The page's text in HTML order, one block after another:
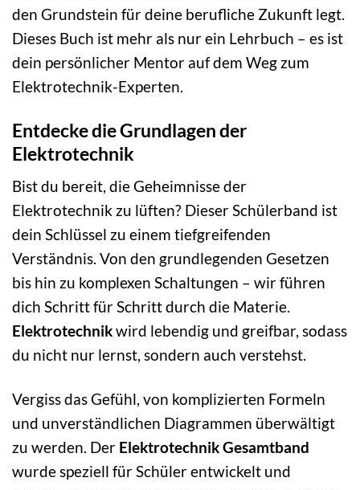
den Grundstein für deine berufliche Zukunft legt.
Dieses Buch ist mehr als nur ein Lehrbuch – es ist
dein persönlicher Mentor auf dem Weg zum
Elektrotechnik-Experten.
Entdecke die Grundlagen der
Elektrotechnik
Bist du bereit, die Geheimnisse der
Elektrotechnik zu lüften? Dieser Schülerband ist
dein Schlüssel zu einem tiefgreifenden
Verständnis. Von den grundlegenden Gesetzen
bis hin zu komplexen Schaltungen – wir führen
dich Schritt für Schritt durch die Materie.
Elektrotechnikwird lebendig und greifbar, sodass
du nicht nur lernst, sondern auch verstehst.
Vergiss das Gefühl, von komplizierten Formeln
und unverständlichen Diagrammen überwältigt
zu werden. Der Elektrotechnik Gesamtband
wurde speziell für Schüler entwickelt und